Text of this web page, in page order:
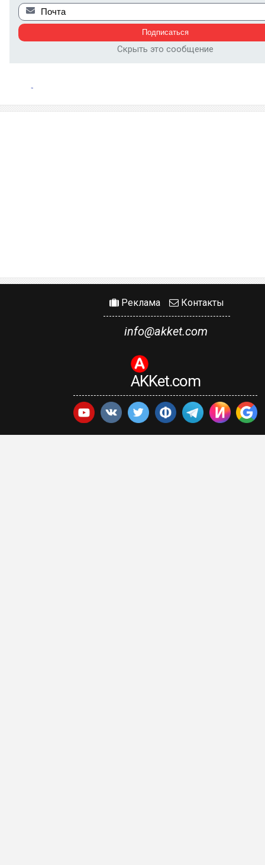
Скрыть это сообщение
Реклама Контакты
info@akket.com
AKKet.com